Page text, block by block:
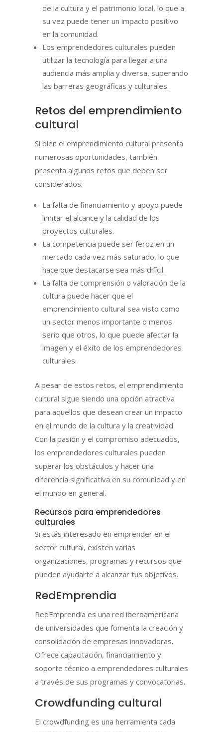
de la cultura y el patrimonio local, lo que a
su vez puede tener un impacto positivo
en la comunidad.
Los emprendedores culturales pueden
utilizar la tecnología para llegar a una
audiencia más amplia y diversa, superando
las barreras geográficas y culturales.
Retos del emprendimiento
cultural
Si bien el emprendimiento cultural presenta
numerosas oportunidades, también
presenta algunos retos que deben ser
considerados:
La falta de financiamiento y apoyo puede
limitar el alcance y la calidad de los
proyectos culturales.
La competencia puede ser feroz en un
mercado cada vez más saturado, lo que
hace que destacarse sea más difícil.
La falta de comprensión o valoración de la
cultura puede hacer que el
emprendimiento cultural sea visto como
un sector menos importante o menos
serio que otros, lo que puede afectar la
imagen y el éxito de los emprendedores
culturales.
A pesar de estos retos, el emprendimiento
cultural sigue siendo una opción atractiva
para aquellos que desean crear un impacto
en el mundo de la cultura y la creatividad.
Con la pasión y el compromiso adecuados,
los emprendedores culturales pueden
superar los obstáculos y hacer una
diferencia significativa en su comunidad y en
el mundo en general.
Recursos para emprendedores
culturales
Si estás interesado en emprender en el
sector cultural, existen varias
organizaciones, programas y recursos que
pueden ayudarte a alcanzar tus objetivos.
RedEmprendia
RedEmprendia es una red iberoamericana
de universidades que fomenta la creación y
consolidación de empresas innovadoras.
Ofrece capacitación, financiamiento y
soporte técnico a emprendedores culturales
a través de sus programas y convocatorias.
Crowdfunding cultural
El crowdfunding es una herramienta cada